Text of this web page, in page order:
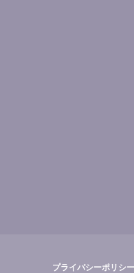
プライバシーポリシー